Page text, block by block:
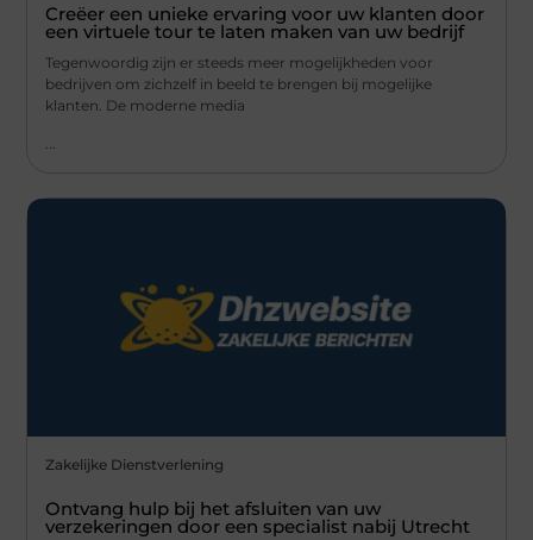
Creëer een unieke ervaring voor uw klanten door
een virtuele tour te laten maken van uw bedrijf
Tegenwoordig zijn er steeds meer mogelijkheden voor
bedrijven om zichzelf in beeld te brengen bij mogelijke
klanten. De moderne media
...
Zakelijke Dienstverlening
Ontvang hulp bij het afsluiten van uw
verzekeringen door een specialist nabij Utrecht